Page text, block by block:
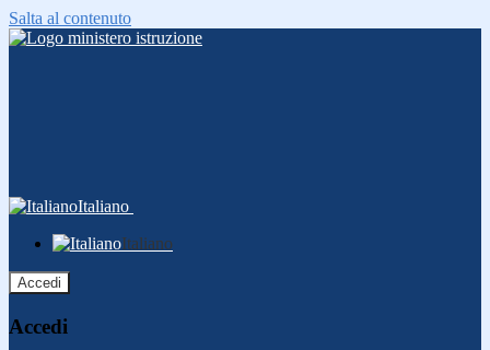
Salta al contenuto
Italiano
Italiano
Accedi
Accedi